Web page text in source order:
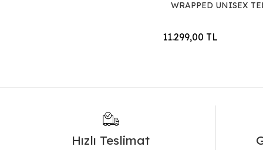
WRAPPED UNISEX
11.299,00 TL
Hızlı Teslimat